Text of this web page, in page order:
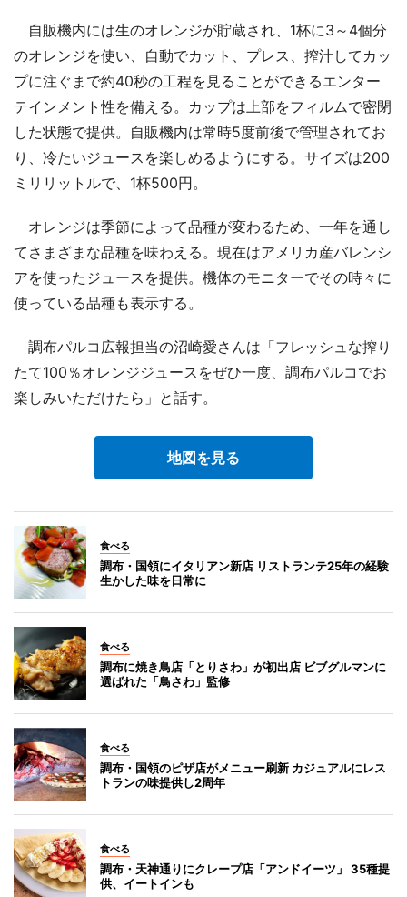
自販機内には生のオレンジが貯蔵され、1杯に3～4個分
のオレンジを使い、自動でカット、プレス、搾汁してカッ
プに注ぐまで約40秒の工程を見ることができるエンター
テインメント性を備える。カップは上部をフィルムで密閉
した状態で提供。自販機内は常時5度前後で管理されてお
り、冷たいジュースを楽しめるようにする。サイズは200
ミリリットルで、1杯500円。
オレンジは季節によって品種が変わるため、一年を通し
てさまざまな品種を味わえる。現在はアメリカ産バレンシ
アを使ったジュースを提供。機体のモニターでその時々に
使っている品種も表示する。
調布パルコ広報担当の沼崎愛さんは「フレッシュな搾り
たて100％オレンジジュースをぜひ一度、調布パルコでお
楽しみいただけたら」と話す。
地図を見る
食べる
調布・国領にイタリアン新店 リストランテ25年の経験
生かした味を日常に
食べる
調布に焼き鳥店「とりさわ」が初出店 ビブグルマンに
選ばれた「鳥さわ」監修
食べる
調布・国領のピザ店がメニュー刷新 カジュアルにレス
トランの味提供し2周年
食べる
調布・天神通りにクレープ店「アンドイーツ」 35種提
供、イートインも